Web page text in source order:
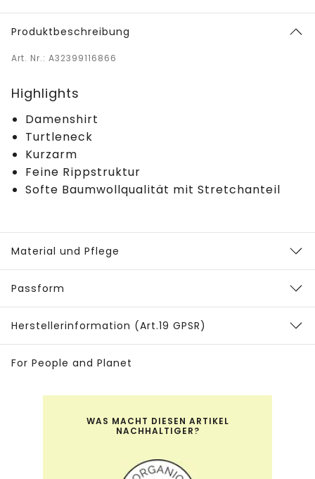
Produktbeschreibung
Art. Nr.: A32399116866
Highlights
Damenshirt
Turtleneck
Kurzarm
Feine Rippstruktur
Softe Baumwollqualität mit Stretchanteil
Material und Pflege
Passform
Herstellerinformation (Art.19 GPSR)
For People and Planet
WAS MACHT DIESEN ARTIKEL
NACHHALTIGER?